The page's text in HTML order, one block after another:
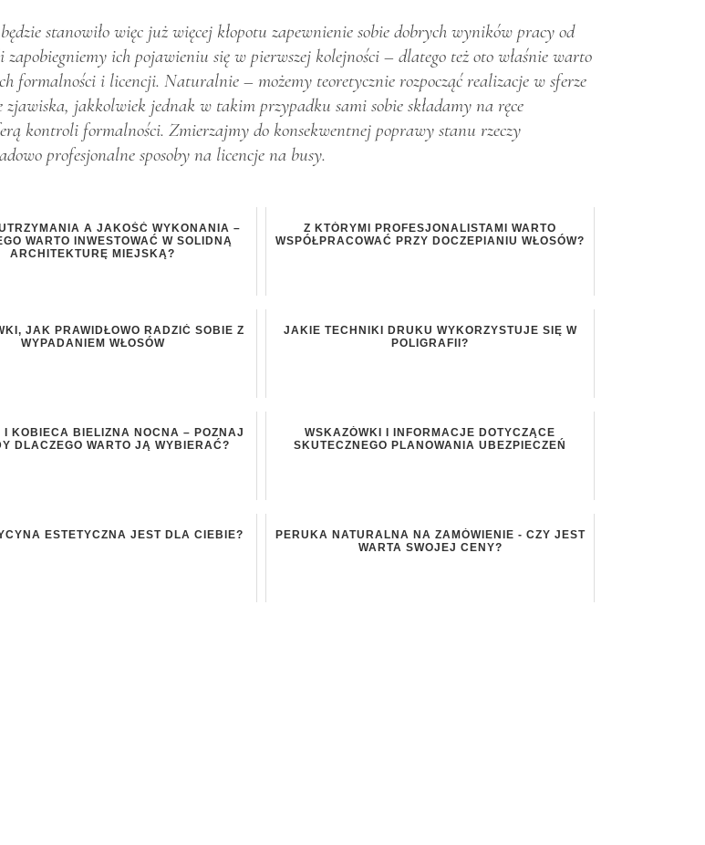
stanowiło więc już więcej kłopotu zapewnienie sobie dobrych wyników pracy od
ich pojawieniu się w pierwszej kolejności – dlatego też oto właśnie warto
formalności i licencji. Naturalnie – możemy teoretycznie rozpocząć realizacje w sferze
zjawiska, jakkolwiek jednak w takim przypadku sami sobie składamy na ręce
kontroli formalności. Zmierzajmy do konsekwentnej poprawy stanu rzeczy
profesjonalne sposoby na licencje na busy.
A JAKOŚĆ WYKONANIA –
WARTO INWESTOWAĆ W SOLIDNĄ
ARCHITEKTURĘ MIEJSKĄ?
Z KTÓRYMI PROFESJONALISTAMI WARTO
WSPÓŁPRACOWAĆ PRZY DOCZEPIANIU WŁOSÓW?
JAK PRAWIDŁOWO RADZIĆ SOBIE Z
WYPADANIEM WŁOSÓW
JAKIE TECHNIKI DRUKU WYKORZYSTUJE SIĘ W
POLIGRAFII?
I KOBIECA BIELIZNA NOCNA – POZNAJ
DLACZEGO WARTO JĄ WYBIERAĆ?
WSKAZÓWKI I INFORMACJE DOTYCZĄCE
SKUTECZNEGO PLANOWANIA UBEZPIECZEŃ
ESTETYCZNA JEST DLA CIEBIE?
PERUKA NATURALNA NA ZAMÓWIENIE - CZY JEST
WARTA SWOJEJ CENY?